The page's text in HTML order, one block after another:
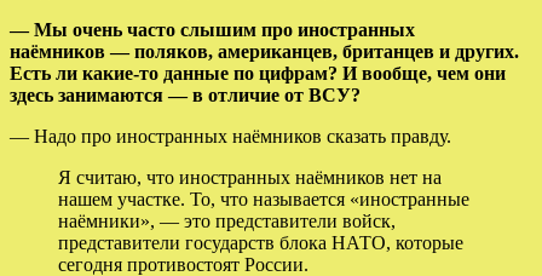
— Мы очень часто слышим про иностранных
наёмников — поляков, американцев, британцев и других.
Есть ли какие-то данные по цифрам? И вообще, чем они
здесь занимаются — в отличие от ВСУ?
— Надо про иностранных наёмников сказать правду.
Я считаю, что иностранных наёмников нет на
нашем участке. То, что называется «иностранные
наёмники», — это представители войск,
представители государств блока НАТО, которые
сегодня противостоят России.